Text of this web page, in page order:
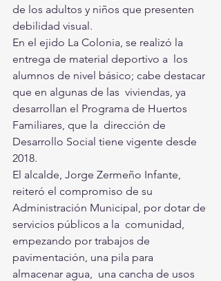
de los adultos y niños que presenten
debilidad visual.
En el ejido La Colonia, se realizó la
entrega de material deportivo a  los
alumnos de nivel básico; cabe destacar
que en algunas de las  viviendas, ya
desarrollan el Programa de Huertos
Familiares, que la  dirección de
Desarrollo Social tiene vigente desde
2018.
El alcalde, Jorge Zermeño Infante,
reiteró el compromiso de su
Administración Municipal, por dotar de
servicios públicos a la  comunidad,
empezando por trabajos de
pavimentación, una pila para
almacenar agua,  una cancha de usos